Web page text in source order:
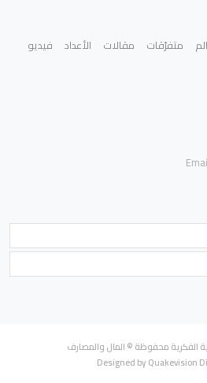
متفرّقات مقالات الأعداد فيديو
Designed by Quakevision